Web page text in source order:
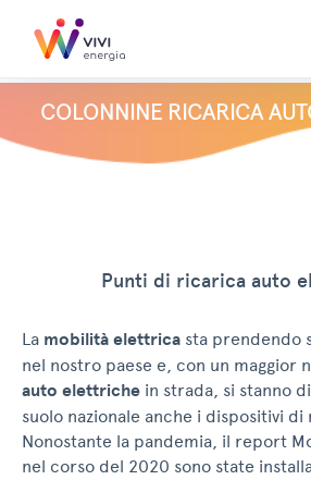
COLONNINE RICARICA
Punti di ricarica auto
La mobilità elettrica sta prendendo
nel nostro paese e, con un maggior
auto elettriche in strada, si stanno
suolo nazionale anche i dispositivi
Nonostante la pandemia, il report
nel corso del 2020 sono state